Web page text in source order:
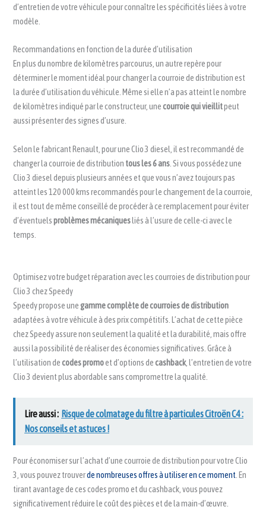
d’entretien de votre véhicule pour connaître les spécificités liées à votre
modèle.
Recommandations en fonction de la durée d’utilisation
En plus du nombre de kilomètres parcourus, un autre repère pour
déterminer le moment idéal pour changer la courroie de distribution est
la durée d’utilisation du véhicule. Même si elle n’a pas atteint le nombre
de kilomètres indiqué par le constructeur, unecourroie qui vieillitpeut
aussi présenter des signes d’usure.
Selon le fabricant Renault, pour une Clio 3 diesel, il est recommandé de
changer la courroie de distribution tous les 6 ans . Si vous possédez une
Clio 3 diesel depuis plusieurs années et que vous n’avez toujours pas
atteint les 120 000 kms recommandés pour le changement de la courroie,
il est tout de même conseillé de procéder à ce remplacement pour éviter
d’éventuelsproblèmes mécaniquesliés à l’usure de celle-ci avec le
temps.
Optimisez votre budget réparation avec les courroies de distribution pour
Clio 3 chez Speedy
Speedy propose unegamme complète de courroies de distribution
adaptées à votre véhicule à des prix compétitifs. L’achat de cette pièce
chez Speedy assure non seulement la qualité et la durabilité, mais offre
aussi la possibilité de réaliser des économies significatives. Grâce à
l’utilisation decodes promoet d’options decashback, l’entretien de votre
Clio 3 devient plus abordable sans compromettre la qualité.
Lire aussi : Risque de colmatage du filtre à particules Citroën C4 :
Nos conseils et astuces !
Pour économiser sur l’achat d’une courroie de distribution pour votre Clio
3, vous pouvez trouverde nombreuses offres à utiliser en ce moment . En
tirant avantage de ces codes promo et du cashback, vous pouvez
significativement réduire le coût des pièces et de la main-d’œuvre.